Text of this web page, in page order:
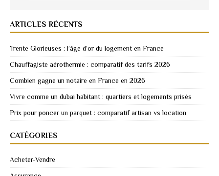
ARTICLES RÉCENTS
Trente Glorieuses : l’âge d’or du logement en France
Chauffagiste aérothermie : comparatif des tarifs 2026
Combien gagne un notaire en France en 2026
Vivre comme un dubai habitant : quartiers et logements prisés
Prix pour poncer un parquet : comparatif artisan vs location
CATÉGORIES
Acheter-Vendre